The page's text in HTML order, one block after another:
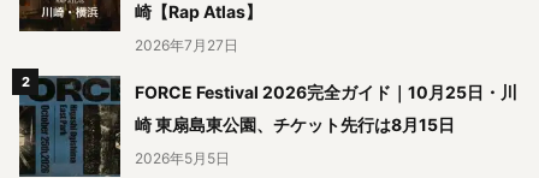
崎【Rap Atlas】
2026年7月27日
FORCE Festival 2026完全ガイド｜10月25日・川
崎 東扇島東公園、チケット先行は8月15日
2026年5月5日